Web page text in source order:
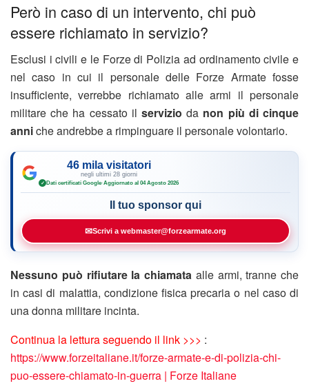
Però in caso di un intervento, chi può
essere richiamato in servizio?
Esclusi i civili e le Forze di Polizia ad ordinamento civile e
nel caso in cui il personale delle Forze Armate fosse
insufficiente, verrebbe richiamato alle armi il personale
militare che ha cessato il servizioda non più di cinque
anniche andrebbe a rimpinguare il personale volontario.
46 mila visitatori
negli ultimi 28 giorni
✓ Dati certificati Google·Aggiornato al 04 Agosto 2026
Il tuo sponsor qui
✉Scrivi a webmaster@forzearmate.org
Nessuno può rifiutare la chiamata alle armi, tranne che
in casi di malattia, condizione fisica precaria o nel caso di
una donna militare incinta.
Continua la lettura seguendo il link >>> :
https://www.forzeitaliane.it/forze-armate-e-di-polizia-chi-
puo-essere-chiamato-in-guerra | Forze Italiane